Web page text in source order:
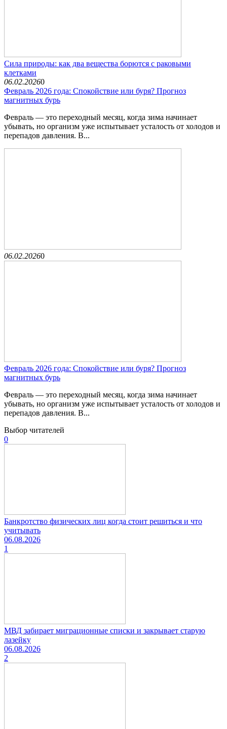
Сила природы: как два вещества борются с раковыми
клетками
06.02.20260
Февраль 2026 года: Спокойствие или буря? Прогноз
магнитных бурь
Февраль — это переходный месяц, когда зима начинает
убывать, но организм уже испытывает усталость от холодов и
перепадов давления. В...
06.02.20260
Февраль 2026 года: Спокойствие или буря? Прогноз
магнитных бурь
Февраль — это переходный месяц, когда зима начинает
убывать, но организм уже испытывает усталость от холодов и
перепадов давления. В...
Выбор читателей
0
Банкротство физических лиц когда стоит решиться и что
учитывать
06.08.2026
1
МВД забирает миграционные списки и закрывает старую
лазейку
06.08.2026
2